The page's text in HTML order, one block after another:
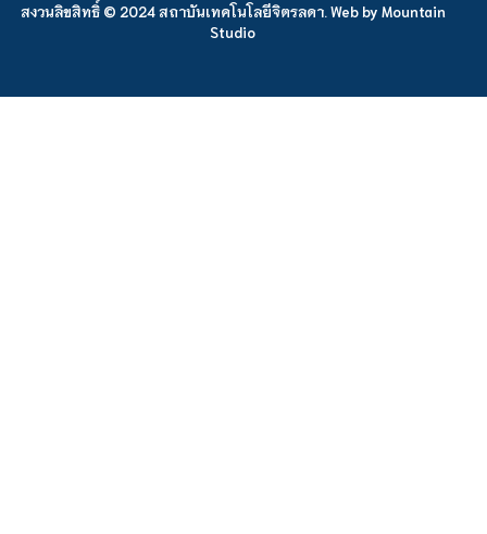
สงวนลิขสิทธิ์ © 2024 สถาบันเทคโนโลยีจิตรลดา. Web by Mountain
Studio